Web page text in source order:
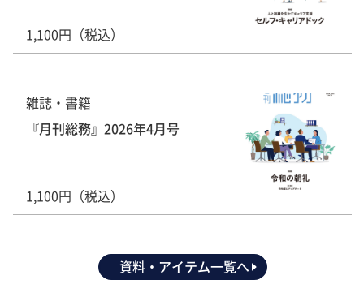
1,100円（税込）
雑誌・書籍
『月刊総務』2026年4月号
1,100円（税込）
資料・アイテム一覧へ